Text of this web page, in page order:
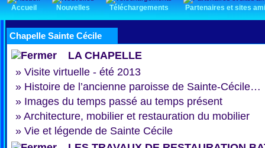
Accueil Nouvelles Téléchargements Partenaires et sites
Chapelle Sainte Cécile
LA CHAPELLE
» Visite virtuelle - été 2013
» Histoire de l’ancienne paroisse de Sainte-Cécile…
» Images du temps passé au temps présent
» Architecture, mobilier et restauration du mobilier
» Vie et légende de Sainte Cécile